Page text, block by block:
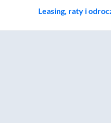
Leasing, raty i